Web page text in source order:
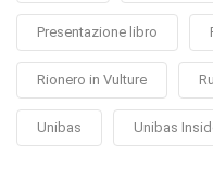
Presentazione libro
Rionero in Vulture
Unibas Unibas